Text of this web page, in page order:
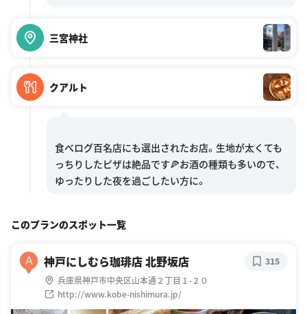
三宮神社
クアルト
食べログ百名店にも選出されたお店。生地が太くても
っちりしたピザは絶品です🍕お酒の種類も多いので、
このプランのスポット一覧
A 神戸にしむら珈琲店 北野坂店
兵庫県神戸市中央区山本通２丁目１-２０
http://www.kobe-nishimura.jp/
315